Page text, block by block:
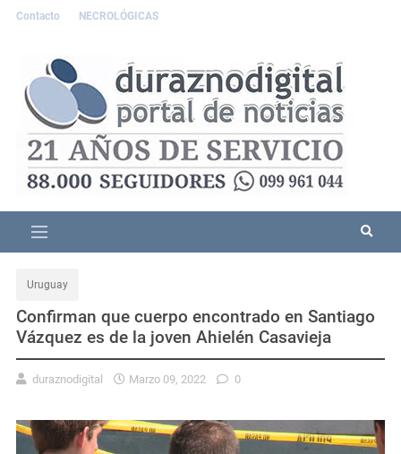
Contacto NECROLÓGICAS
Uruguay
Confirman que cuerpo encontrado en Santiago
Vázquez es de la joven Ahielén Casavieja
duraznodigital Marzo 09, 2022 0